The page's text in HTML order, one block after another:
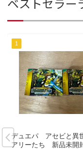
デュエパ アセビと異
アリーたち 新品未開